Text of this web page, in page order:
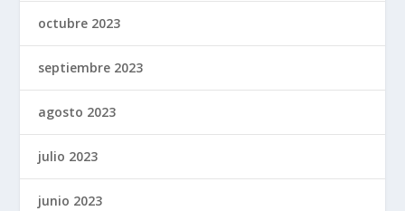
octubre 2023
septiembre 2023
agosto 2023
julio 2023
junio 2023